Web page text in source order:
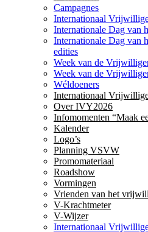
Campagnes
Internationaal
Internationale Dag van
Internationale Dag van
edities
Week van de
Week van de
Wéldoeners
Internationaal
Over IVY2026
Infomomenten “Maak
Kalender
Logo’s
Planning VSVW
Promomateriaal
Roadshow
Vormingen
Vrienden van het
V-Krachtmeter
V-Wijzer
Internationaal